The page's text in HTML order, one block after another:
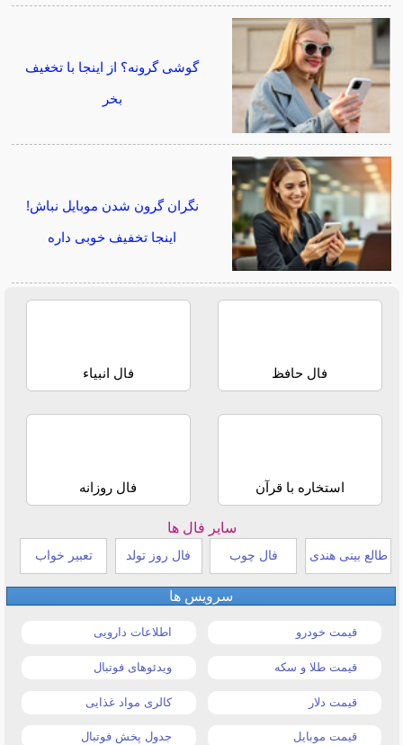
گوشی گرونه؟ از اینجا با تخغیف
بخر
نگران گرون شدن موبایل نباش!
اینجا تخفیف خوبی داره
فال حافظ فال انبیاء
استخاره با قرآن فال روزانه
سایر فال ها
طالع بینی هندی فال چوب فال روز تولد تعبیر خواب
سرویس ها
قیمت خودرو اطلاعات دارویی
قیمت طلا و سکه ویدئوهای فوتبال
قیمت دلار کالری مواد غذایی
قیمت موبایل جدول پخش فوتبال